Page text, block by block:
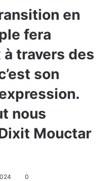
en
fera
travers des
son
nous
Mouctar
0